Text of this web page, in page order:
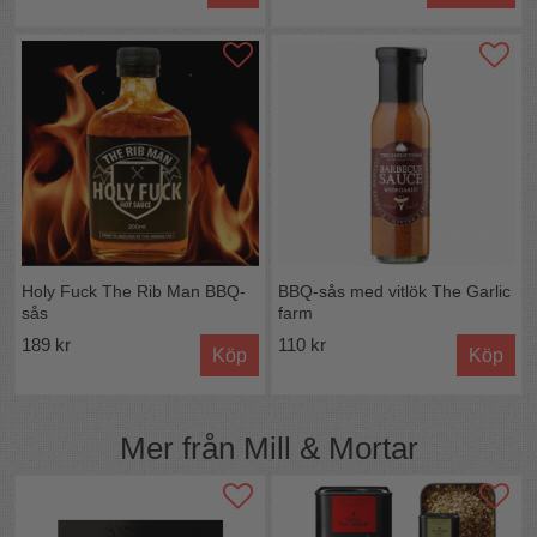
Holy Fuck The Rib Man BBQ-
sås
189 kr
Köp
BBQ-sås med vitlök The Garlic
farm
110 kr
Köp
Mer från Mill & Mortar